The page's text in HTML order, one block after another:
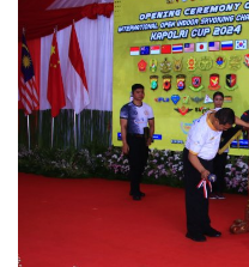
Keamanan
Kejahatan
Cybers Event
UMKM & Ekonomi Kreatif